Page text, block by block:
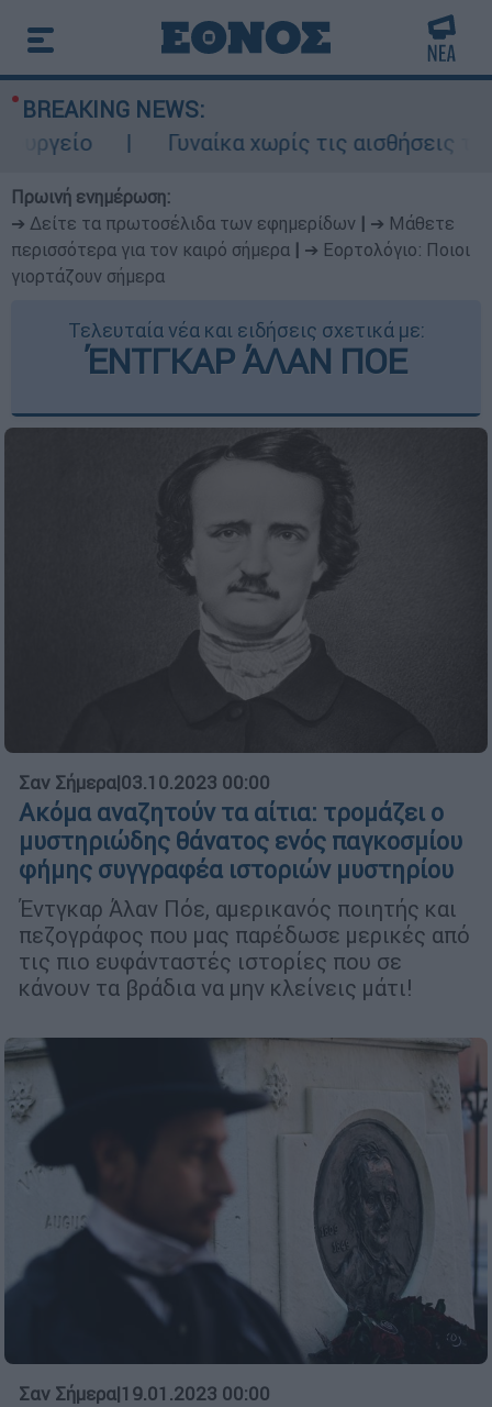
BREAKING NEWS:
Γυναίκα χωρίς τις αισθήσεις της
Πρωινή ενημέρωση:
➔ Δείτε τα πρωτοσέλιδα των εφημερίδων
➔ Μάθετε
περισσότερα για τον καιρό σήμερα
➔ Εορτολόγιο: Ποιοι
γιορτάζουν σήμερα
Τελευταία νέα και ειδήσεις σχετικά με:
ΈΝΤΓΚΑΡ ΆΛΑΝ ΠΟΕ
Σαν Σήμερα|03.10.2023 00:00
Ακόμα αναζητούν τα αίτια: τρομάζει ο
μυστηριώδης θάνατος ενός παγκοσμίου
φήμης συγγραφέα ιστοριών μυστηρίου
Έντγκαρ Άλαν Πόε, αμερικανός ποιητής και
πεζογράφος που μας παρέδωσε μερικές από
τις πιο ευφάνταστές ιστορίες που σε
κάνουν τα βράδια να μην κλείνεις μάτι!
Σαν Σήμερα|19.01.2023 00:00